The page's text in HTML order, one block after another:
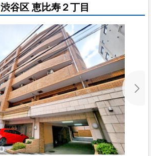
渋谷区 恵比寿２丁目